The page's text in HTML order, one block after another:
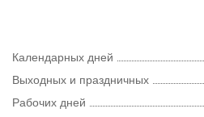
Календарных дней
Выходных и праздничных
Рабочих дней